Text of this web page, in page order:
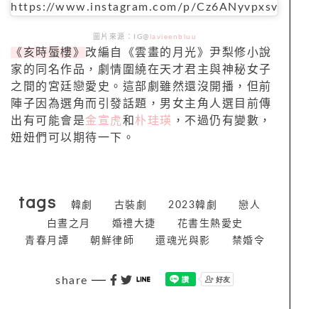
https://www.instagram.com/p/Cz6ANyvpxsv
圖片來源：IG@ lavieenbluu
《亥時蜃樓》 改編自《雲畫的月光》尹梨修小說
家的同名作品，劇情圍繞在天才君主與神秘女子
之間的宮廷戀愛史。這部劇雖然還沒開播，但前
陣子因為選角而引發話題，男女主角人選目前傳
出有可能會是金宣虎和 朴珪瑛 ，不過仍有變數，
妞妞們可以期待一下。
tags 韓劇 古裝劇 2023韓劇
戀人
白晝之月
婚禮大捷
花書生熱愛史
青春月譚
朝鮮律師 還魂光與影 禁婚令
share